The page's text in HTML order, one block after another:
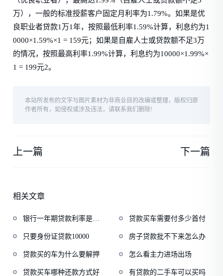
万），一般的标准授薪客户固定月利率为1.79%。如果是优
良职业者贷款1万1年，按照最低利率1.59%计算，利息约为1
0000×1.59%×1 = 159元；如果是自雇人士或贷款额不足3万
的情况，按照最高利率1.99%计算，利息约为10000×1.99%×
1 = 199元2。
本站所发布的文字与图片素材为非商业目的改编或整理，版权归原
作者所有，如侵权或涉及违法，请联系我们删除!
上一篇 下一篇
相关文章
银行一年期贷款利率是多
贷款买车需要付多少首付
只要身份证贷款10000 房子贷款批不下来怎么办
贷款买的车为什么要解押 怎么看主力进场出场
贷款买车哪种还款方式好 有贷款的二手车可以买吗